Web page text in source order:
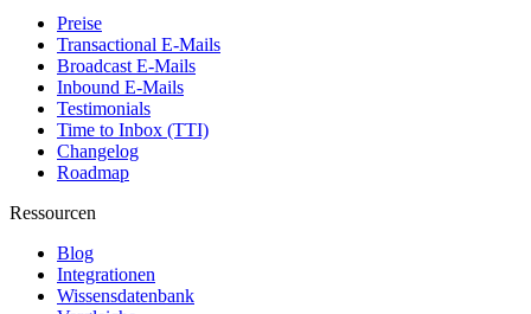
Preise
Transactional E-Mails
Broadcast E-Mails
Inbound E-Mails
Testimonials
Time to Inbox (TTI)
Changelog
Roadmap
Ressourcen
Blog
Integrationen
Wissensdatenbank